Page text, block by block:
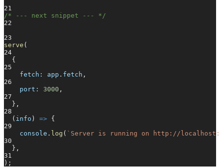
21
/* --- next snippet --- */
22
23
serve (
24
{
25
fetch: app . fetch ,
26
port:
3000 ,
27
},
28
( info ) => {
29
console . log ( `Server is running on http://localhost:
30
},
31
);